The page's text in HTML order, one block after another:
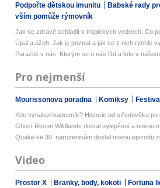
Podpořte dětskou imunitu Babské rady
vším pomůže rýmovník
Jak se zdravě zchladit v tropických vedrech: Co
Úpal a úžeh: Jak je poznat a jak se z nich rychle
Parazité v nás: Kterým se u nás líbí a kde v našem
Pro nejmenší
Mourissonova poradna Komiksy
Kdo vynalezl kapesník? Historie od středověku
Ghost Recon Wildlands dostal vylepšení a novou
Quake ke 30. narozeninám dostal novou epizodu
Video
Prostor X Branky, body, kokoti Fortuna